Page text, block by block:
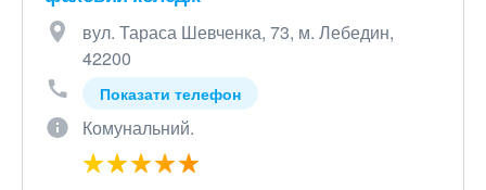
вул. Тараса Шевченка, 73, м. Лебедин,
42200
Показати телефон
Комунальний.